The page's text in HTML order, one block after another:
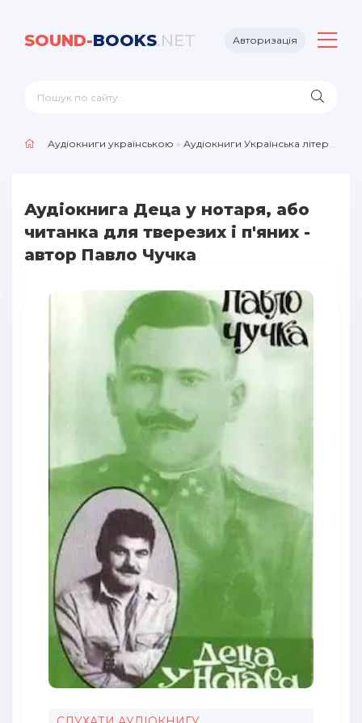
SOUND-BOOKS.NET Авторизація
Аудіокниги українською » Аудіокниги Українська література
Аудіокнига Деца у нотаря, або
читанка для тверезих і п'яних -
автор Павло Чучка